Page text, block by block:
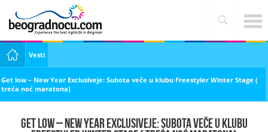
Vesti
Get low – New Year Exclusiveje: Subota veče u klubu Freestyler Winter Stage (
treća noć maratona)
Get low – New Year Exclusiveje: Subota veče u klubu